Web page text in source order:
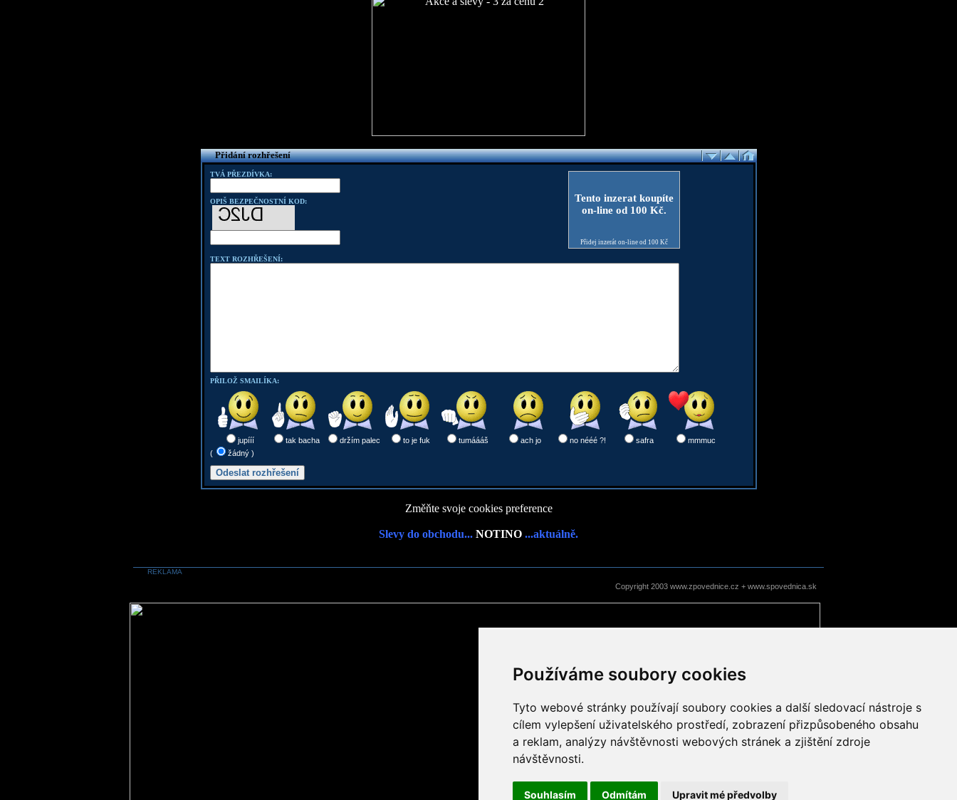
Používáme soubory cookies
Tyto webové stránky používají soubory cookies a další sledovací nástroje s
cílem vylepšení uživatelského prostředí, zobrazení přizpůsobeného obsahu
a reklam, analýzy návštěvnosti webových stránek a zjištění zdroje
návštěvnosti.
Souhlasím Odmítám Upravit mé předvolby
Přidání rozhřešení
TVÁ PŘEZDÍVKA:
OPIŠ BEZPEČNOSTNÍ KOD:
Tento inzerat koupíte
on-line od 100 Kč.
Přidej inzerát on-line od 100 Kč
TEXT ROZHŘEŠENÍ:
PŘILOŽ SMAILÍKA:
jupííí tak bacha držím palec to je fuk tumáááš ach jo no nééé ?! safra
mmmuc
(
žádný )
Změňte svoje cookies preference
Slevy do obchodu... NOTINO ...aktuálně.
REKLAMA
Copyright 2003 www.zpovednice.cz + www.spovednica.sk